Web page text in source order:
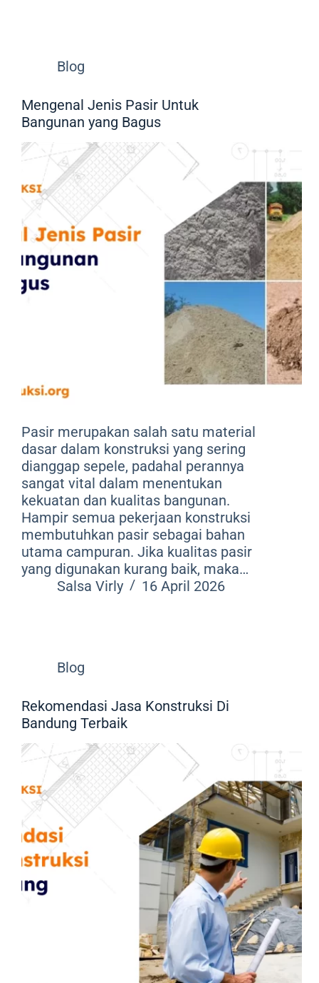
Blog
Mengenal Jenis Pasir Untuk
Bangunan yang Bagus
Pasir merupakan salah satu material
dasar dalam konstruksi yang sering
dianggap sepele, padahal perannya
sangat vital dalam menentukan
kekuatan dan kualitas bangunan.
Hampir semua pekerjaan konstruksi
membutuhkan pasir sebagai bahan
utama campuran. Jika kualitas pasir
yang digunakan kurang baik, maka…
Salsa Virly
16 April 2026
Blog
Rekomendasi Jasa Konstruksi Di
Bandung Terbaik